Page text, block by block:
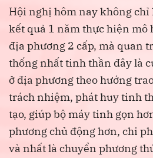
Hội nghị hôm nay không chỉ
kết quả 1 năm thực hiện
địa phương 2 cấp, mà quan
thống nhất tinh thần đây là
ở địa phương theo hướng
trách nhiệm, phát huy tinh
tạo, giúp bộ máy tinh gọn
phương chủ động hơn, chi
và nhất là chuyển phương